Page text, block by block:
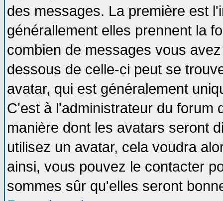
des messages. La première est
générallement elles prennent la
combien de messages vous
dessous de celle-ci peut se
avatar, qui est généralement
C'est à l'administrateur du forum
manière dont les avatars seront
utilisez un avatar, cela voudra
ainsi, vous pouvez le contacter
sommes sûr qu'elles seront